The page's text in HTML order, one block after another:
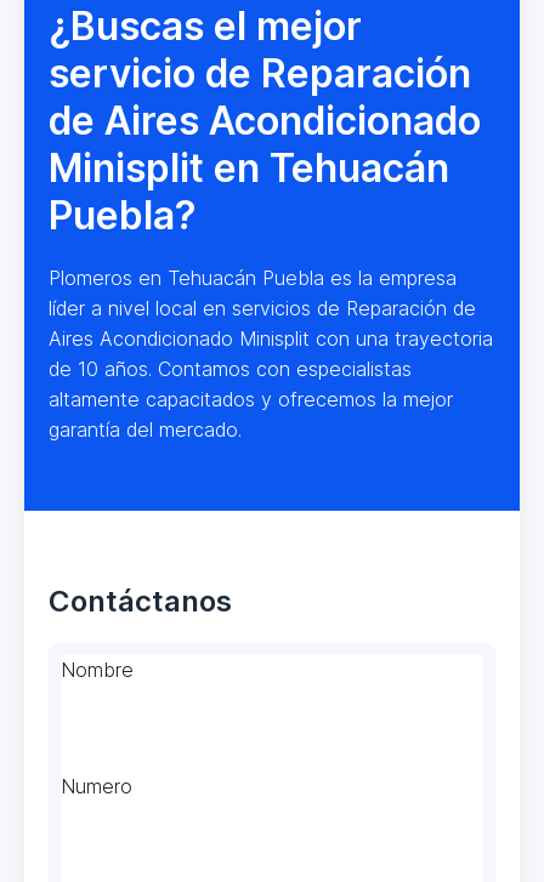
¿Buscas el mejor
servicio de Reparación
de Aires Acondicionado
Minisplit en Tehuacán
Puebla?
Plomeros en Tehuacán Puebla es la empresa
líder a nivel local en servicios de Reparación de
Aires Acondicionado Minisplit con una trayectoria
de 10 años. Contamos con especialistas
altamente capacitados y ofrecemos la mejor
garantía del mercado.
Contáctanos
Nombre
Numero